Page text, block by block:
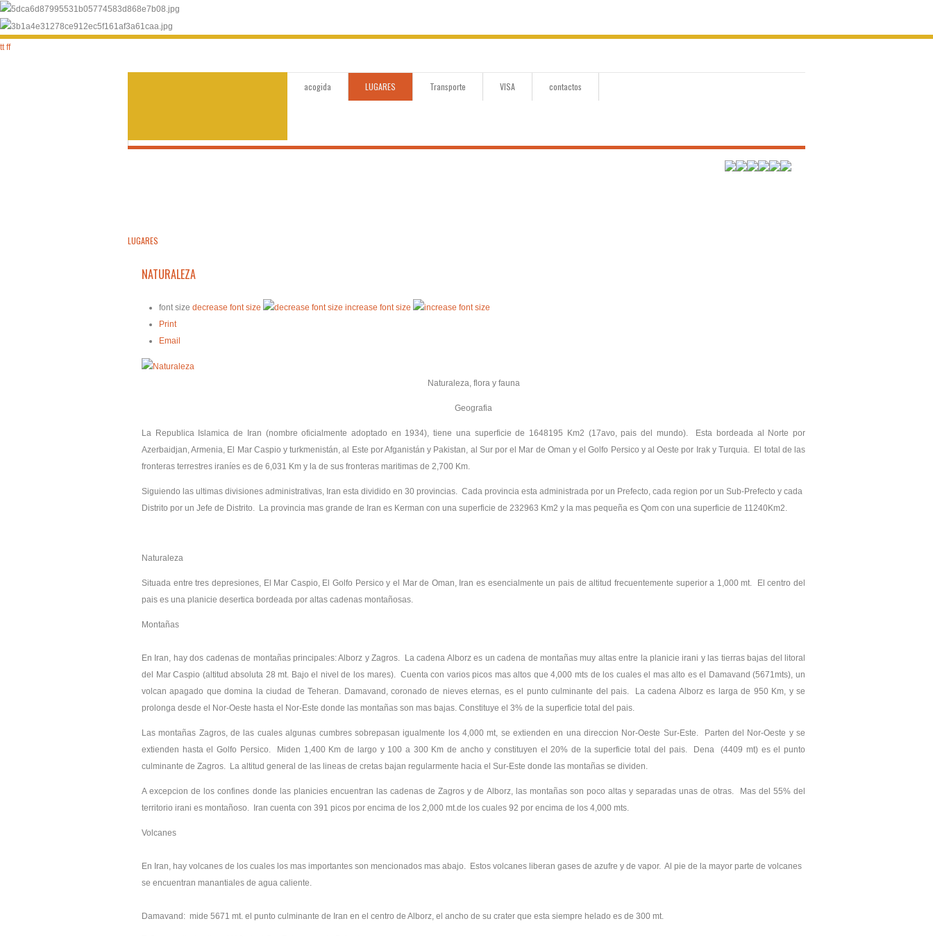
tt ff
acogida LUGARES Transporte VISA contactos
LUGARES
NATURALEZA
font size decrease font size
increase font size
Print
Email
Naturaleza, flora y fauna
Geografia
La Republica Islamica de Iran (nombre oficialmente adoptado en 1934), tiene una superficie de 1648195 Km2 (17avo, pais del mundo). Esta bordeada al Norte por
Azerbaidjan, Armenia, El Mar Caspio y turkmenistán, al Este por Afganistán y Pakistan, al Sur por el Mar de Oman y el Golfo Persico y al Oeste por Irak y Turquia. El total de las
fronteras terrestres iraníes es de 6,031 Km y la de sus fronteras maritimas de 2,700 Km.
Siguiendo las ultimas divisiones administrativas, Iran esta dividido en 30 provincias. Cada provincia esta administrada por un Prefecto, cada region por un Sub-Prefecto y cada
Distrito por un Jefe de Distrito. La provincia mas grande de Iran es Kerman con una superficie de 232963 Km2 y la mas pequeña es Qom con una superficie de 11240Km2.
Naturaleza
Situada entre tres depresiones, El Mar Caspio, El Golfo Persico y el Mar de Oman, Iran es esencialmente un pais de altitud frecuentemente superior a 1,000 mt. El centro del
pais es una planicie desertica bordeada por altas cadenas montañosas.
Montañas
En Iran, hay dos cadenas de montañas principales: Alborz y Zagros. La cadena Alborz es un cadena de montañas muy altas entre la planicie irani y las tierras bajas del litoral
del Mar Caspio (altitud absoluta 28 mt. Bajo el nivel de los mares). Cuenta con varios picos mas altos que 4,000 mts de los cuales el mas alto es el Damavand (5671mts), un
volcan apagado que domina la ciudad de Teheran. Damavand, coronado de nieves eternas, es el punto culminante del pais. La cadena Alborz es larga de 950 Km, y se
prolonga desde el Nor-Oeste hasta el Nor-Este donde las montañas son mas bajas. Constituye el 3% de la superficie total del pais.
Las montañas Zagros, de las cuales algunas cumbres sobrepasan igualmente los 4,000 mt, se extienden en una direccion Nor-Oeste Sur-Este. Parten del Nor-Oeste y se
extienden hasta el Golfo Persico. Miden 1,400 Km de largo y 100 a 300 Km de ancho y constituyen el 20% de la superficie total del pais. Dena (4409 mt) es el punto
culminante de Zagros. La altitud general de las lineas de cretas bajan regularmente hacia el Sur-Este donde las montañas se dividen.
A excepcion de los confines donde las planicies encuentran las cadenas de Zagros y de Alborz, las montañas son poco altas y separadas unas de otras. Mas del 55% del
territorio irani es montañoso. Iran cuenta con 391 picos por encima de los 2,000 mt.de los cuales 92 por encima de los 4,000 mts.
Volcanes
En Iran, hay volcanes de los cuales los mas importantes son mencionados mas abajo. Estos volcanes liberan gases de azufre y de vapor. Al pie de la mayor parte de volcanes
se encuentran manantiales de agua caliente.
Damavand: mide 5671 mt. el punto culminante de Iran en el centro de Alborz, el ancho de su crater que esta siempre helado es de 300 mt.